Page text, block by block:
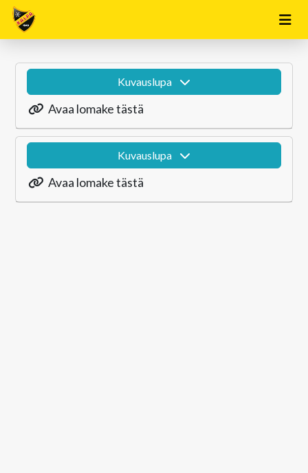
Kuvauslupa
Avaa lomake tästä
Kuvauslupa
Avaa lomake tästä